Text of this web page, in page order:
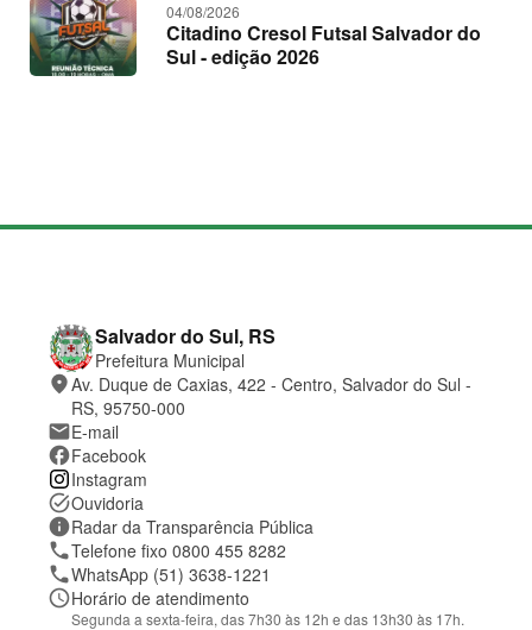
04/08/2026
Citadino Cresol Futsal Salvador do
Sul - edição 2026
M
C
o
n
t
t
o
e
l
o
c
a
l
i
z
Salvador do Sul, RS
Prefeitura Municipal
placeAv. Duque de Caxias, 422 - Centro, Salvador do Sul -
RS, 95750-000
mailE-mail
facebookFacebook
Instagram
task_altOuvidoria
information
Radar da Transparência Pública
phoneTelefone fixo 0800 455 8282
phoneWhatsApp (51) 3638-1221
scheduleHorário de atendimento
Segunda a sexta-feira, das 7h30 às 12h e das 13h30 às 17h.